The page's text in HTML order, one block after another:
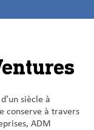
siècle à
conserve à travers
ADM